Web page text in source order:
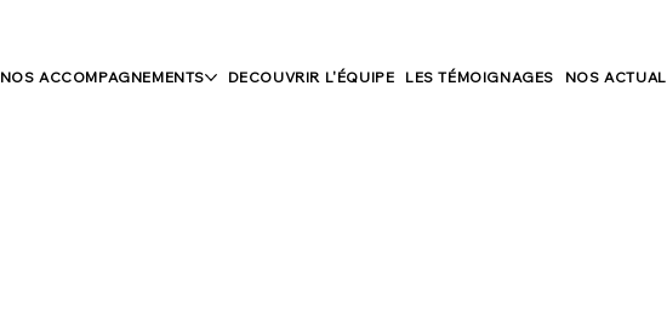
NOS ACCOMPAGNEMENTS DECOUVRIR L'ÉQUIPE LES TÉMOIGNAGES NOS